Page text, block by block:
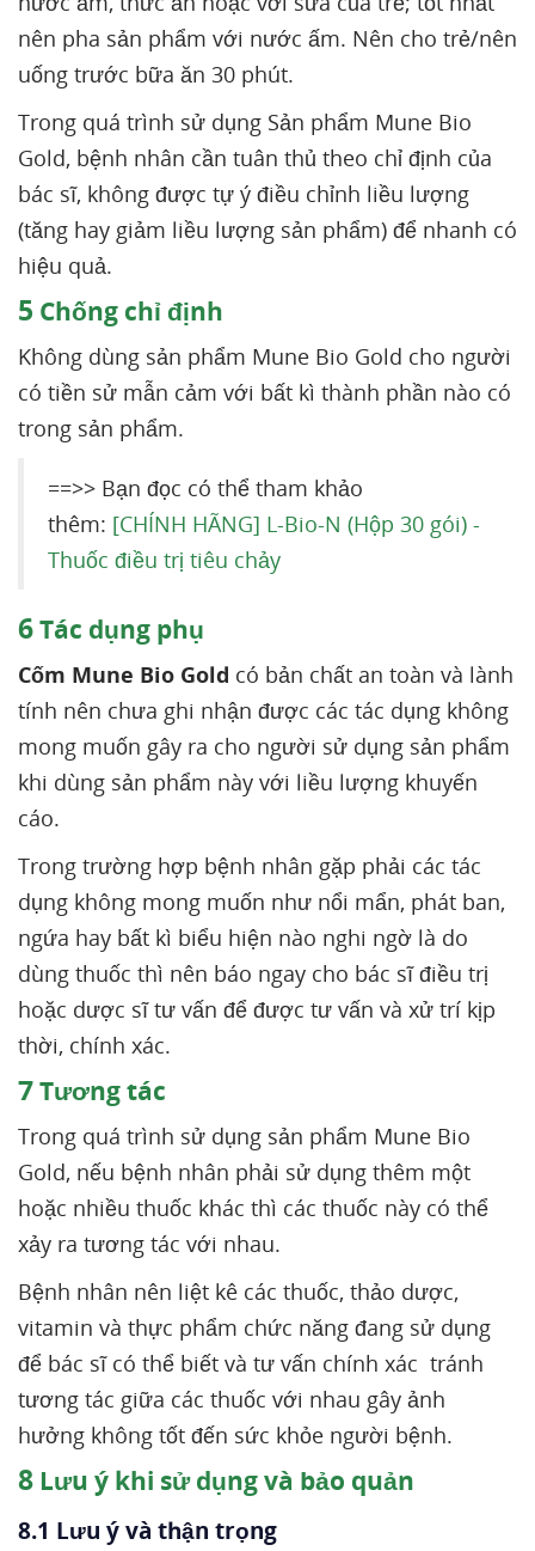
nên pha sản phẩm với nước ấm. Nên cho trẻ/nên
uống trước bữa ăn 30 phút.
Trong quá trình sử dụng Sản phẩm Mune Bio
Gold, bệnh nhân cần tuân thủ theo chỉ định của
bác sĩ, không được tự ý điều chỉnh liều lượng
(tăng hay giảm liều lượng sản phẩm) để nhanh có
hiệu quả.
5 Chống chỉ định
Không dùng sản phẩm Mune Bio Gold cho người
có tiền sử mẫn cảm với bất kì thành phần nào có
trong sản phẩm.
==>> Bạn đọc có thể tham khảo
thêm: [CHÍNH HÃNG] L-Bio-N (Hộp 30 gói) -
Thuốc điều trị tiêu chảy
6Tác dụng phụ
Cốm Mune Bio Gold có bản chất an toàn và lành
tính nên chưa ghi nhận được các tác dụng không
mong muốn gây ra cho người sử dụng sản phẩm
khi dùng sản phẩm này với liều lượng khuyến
cáo.
Trong trường hợp bệnh nhân gặp phải các tác
dụng không mong muốn như nổi mẩn, phát ban,
ngứa hay bất kì biểu hiện nào nghi ngờ là do
dùng thuốc thì nên báo ngay cho bác sĩ điều trị
hoặc dược sĩ tư vấn để được tư vấn và xử trí kịp
thời, chính xác.
7Tương tác
Trong quá trình sử dụng sản phẩm Mune Bio
Gold, nếu bệnh nhân phải sử dụng thêm một
hoặc nhiều thuốc khác thì các thuốc này có thể
xảy ra tương tác với nhau.
Bệnh nhân nên liệt kê các thuốc, thảo dược,
vitamin và thực phẩm chức năng đang sử dụng
để bác sĩ có thể biết và tư vấn chính xác tránh
tương tác giữa các thuốc với nhau gây ảnh
hưởng không tốt đến sức khỏe người bệnh.
8 Lưu ý khi sử dụng và bảo quản
8.1 Lưu ý và thận trọng